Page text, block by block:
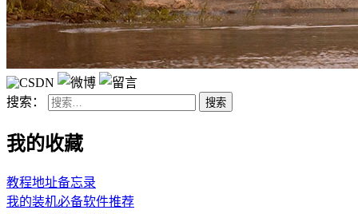
搜索：
我的收藏
教程地址备忘录
我的装机必备软件推荐